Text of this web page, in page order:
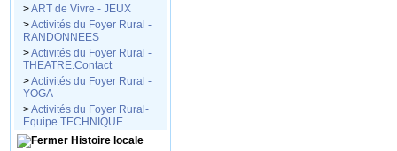
>ART de Vivre - JEUX
>Activités du Foyer Rural -
RANDONNEES
>Activités du Foyer Rural -
THEATRE.Contact
>Activités du Foyer Rural -
YOGA
>Activités du Foyer Rural-
Equipe TECHNIQUE
Histoire locale